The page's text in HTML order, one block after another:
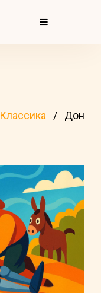
Классика
Дон